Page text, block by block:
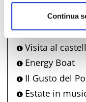
Continua
Marea di
Scritto sulla
Visita al
Energy Boat
Il Gusto del
Estate in